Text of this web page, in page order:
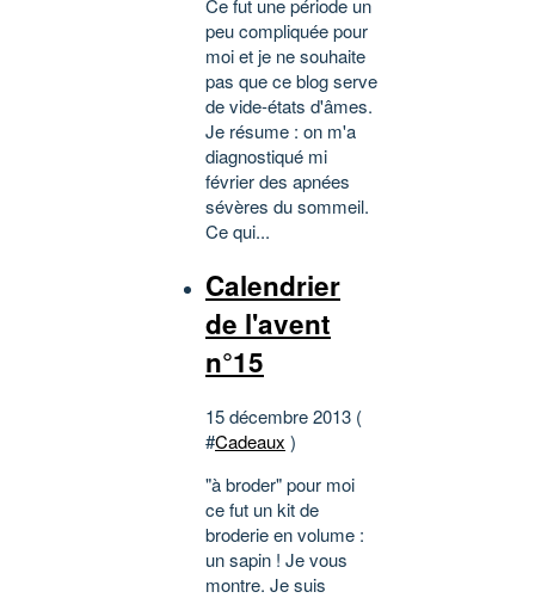
Ce fut une période un
peu compliquée pour
moi et je ne souhaite
pas que ce blog serve
de vide-états d'âmes.
Je résume : on m'a
diagnostiqué mi
février des apnées
sévères du sommeil.
Ce qui...
Calendrier
de l'avent
n°15
15 décembre 2013 (
#Cadeaux )
"à broder" pour moi
ce fut un kit de
broderie en volume :
un sapin ! Je vous
montre. Je suis